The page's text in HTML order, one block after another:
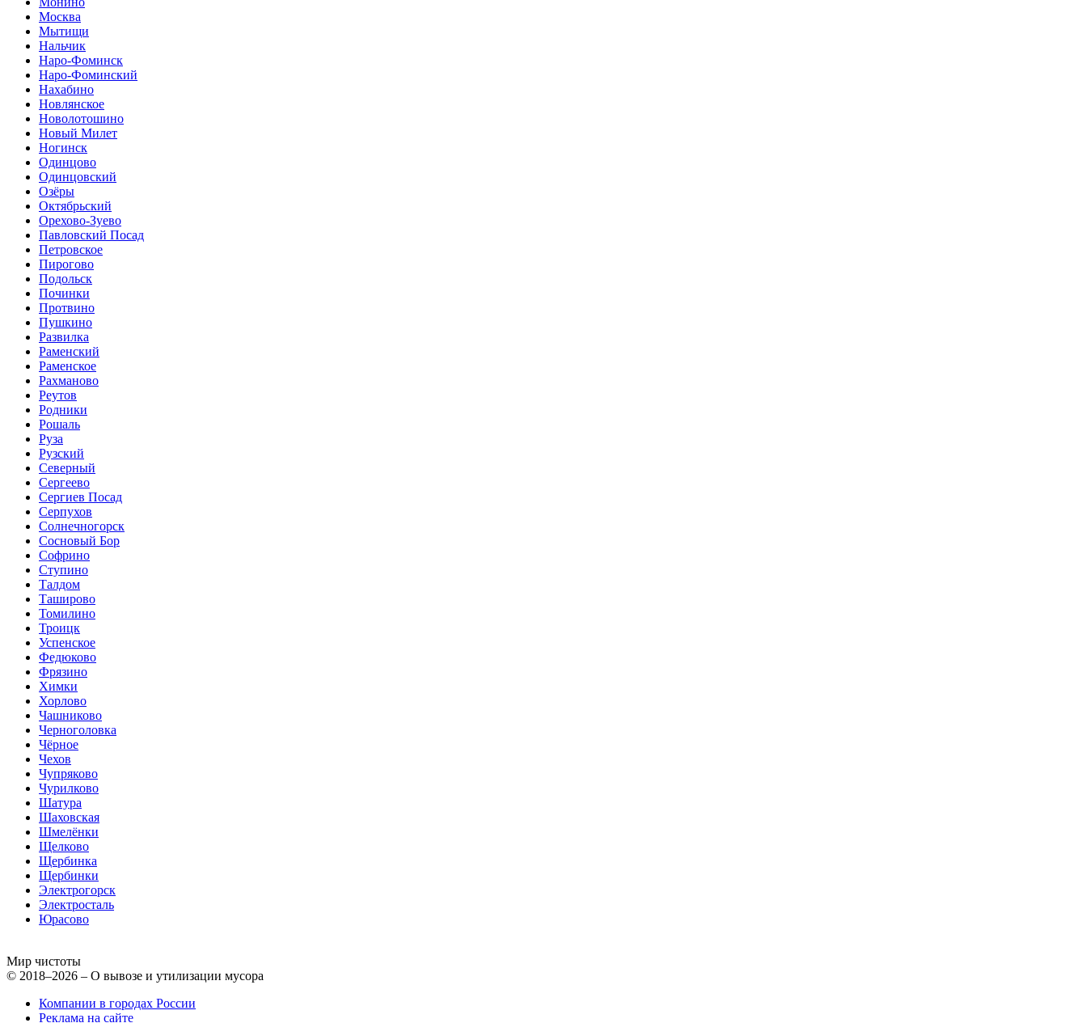
Москва
Мытищи
Нальчик
Наро-Фоминск
Наро-Фоминский
Нахабино
Новлянское
Новолотошино
Новый Милет
Ногинск
Одинцово
Одинцовский
Озёры
Октябрьский
Орехово-Зуево
Павловский Посад
Петровское
Пирогово
Подольск
Починки
Протвино
Пушкино
Развилка
Раменский
Раменское
Рахманово
Реутов
Родники
Рошаль
Руза
Рузский
Северный
Сергеево
Сергиев Посад
Серпухов
Солнечногорск
Сосновый Бор
Софрино
Ступино
Талдом
Таширово
Томилино
Троицк
Успенское
Федюково
Фрязино
Химки
Хорлово
Чашниково
Черноголовка
Чёрное
Чехов
Чупряково
Чурилково
Шатура
Шаховская
Шмелёнки
Щелково
Щербинка
Щербинки
Электрогорск
Электросталь
Юрасово
Мир чистоты
© 2018–2026 – О вывозе и утилизации мусора
Компании в городах России
Реклама на сайте